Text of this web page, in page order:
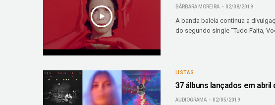
BÁRBARA MOREIRA 02/08/2019
A banda baleia continua a
do segundo single “Tudo Falta,
LISTAS
37 álbuns lançados em
AUDIOGRAMA 02/05/2019